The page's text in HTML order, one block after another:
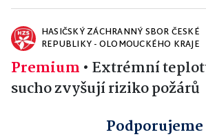
HASIČSKÝ ZÁCHRANNÝ SBOR ČESKÉ
REPUBLIKY - OLOMOUCKÉHO KRAJE
Premium • Extrémní
sucho zvyšují riziko požárů
Podporujeme